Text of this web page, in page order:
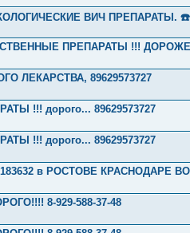
ВИЧ ПРЕПАРАТЫ.
ПРЕПАРАТЫ !!! ДОРОЖЕ
ЛЕКАРСТВА, 89629573727
!!! дорого... 89629573727
!!! дорого... 89629573727
в РОСТОВЕ КРАСНОДАРЕ
8-929-588-37-48